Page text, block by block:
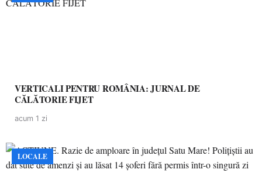
VERTICALI PENTRU ROMÂNIA: JURNAL DE
CĂLĂTORIE FIJET
acum 1 zi
LOCALE